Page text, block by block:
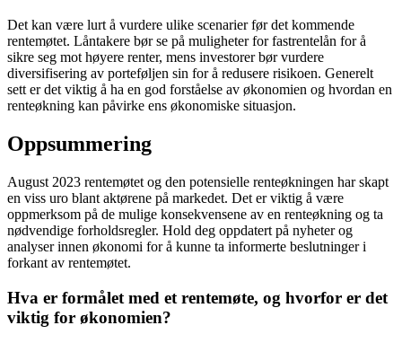
Det kan være lurt å vurdere ulike scenarier før det kommende
rentemøtet. Låntakere bør se på muligheter for fastrentelån for å
sikre seg mot høyere renter, mens investorer bør vurdere
diversifisering av porteføljen sin for å redusere risikoen. Generelt
sett er det viktig å ha en god forståelse av økonomien og hvordan en
renteøkning kan påvirke ens økonomiske situasjon.
Oppsummering
August 2023 rentemøtet og den potensielle renteøkningen har skapt
en viss uro blant aktørene på markedet. Det er viktig å være
oppmerksom på de mulige konsekvensene av en renteøkning og ta
nødvendige forholdsregler. Hold deg oppdatert på nyheter og
analyser innen økonomi for å kunne ta informerte beslutninger i
forkant av rentemøtet.
Hva er formålet med et rentemøte, og hvorfor er det
viktig for økonomien?